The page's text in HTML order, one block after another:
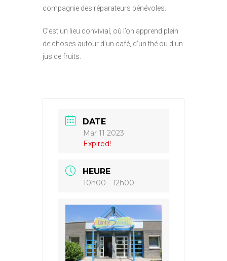
compagnie des réparateurs bénévoles.
C’est un lieu convivial, où l’on apprend plein
de choses autour d’un café, d’un thé ou d’un
jus de fruits.
DATE
Mar 11 2023
Expired!
HEURE
10h00 - 12h00